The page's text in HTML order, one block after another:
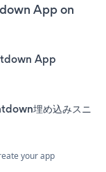
App on
App
埋め込みスニ
your app